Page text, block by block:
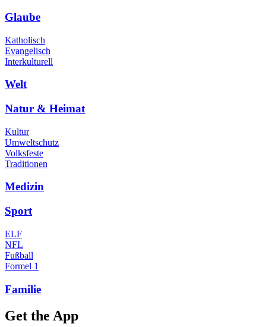
Glaube
Katholisch
Evangelisch
Interkulturell
Welt
Natur & Heimat
Kultur
Umweltschutz
Volksfeste
Traditionen
Medizin
Sport
ELF
NFL
Fußball
Formel 1
Familie
Get the App